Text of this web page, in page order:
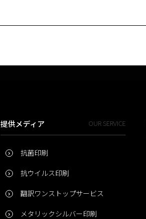
提供メディア OUR SERVICE
抗菌印刷
抗ウイルス印刷
翻訳ワンストップサービス
メタリックシルバー印刷